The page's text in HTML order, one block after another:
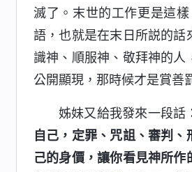
滅了。末世的工作更是這
語，也就是在末日所説的
識神、順服神、敬拜神的
公開顯現，那時候才是賞善
姊妹又給我發來一段話
自己，定罪、咒詛、審判
己的身價，讓你看見神所